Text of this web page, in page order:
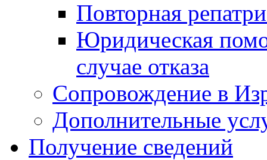
Повторная
Юридическая
случае отказа
Сопровождение в
Дополнительные
Получение сведений